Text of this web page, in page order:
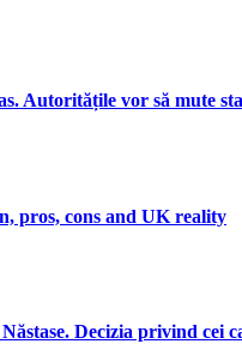
Autoritățile vor să mute
pros, cons and UK reality
Decizia privind cei